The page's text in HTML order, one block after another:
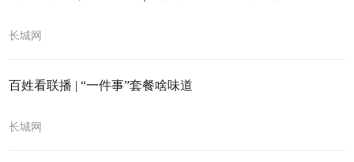
长城网
百姓看联播 | “一件事”套餐啥味道
长城网